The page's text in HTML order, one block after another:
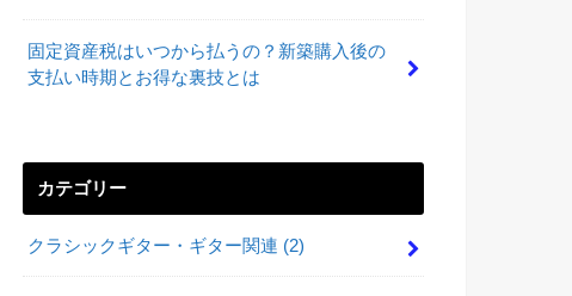
固定資産税はいつから払うの？新築購入後の
支払い時期とお得な裏技とは
カテゴリー
クラシックギター・ギター関連 (2)